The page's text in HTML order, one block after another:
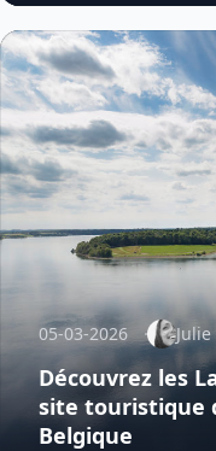
05-03-2026
Découvrez les
site touristique
Belgique